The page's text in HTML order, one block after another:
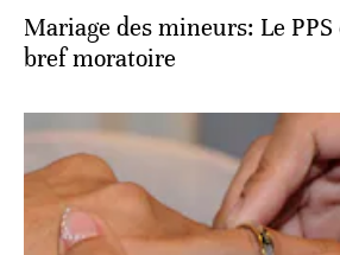
Mariage des mineurs: Le
bref moratoire